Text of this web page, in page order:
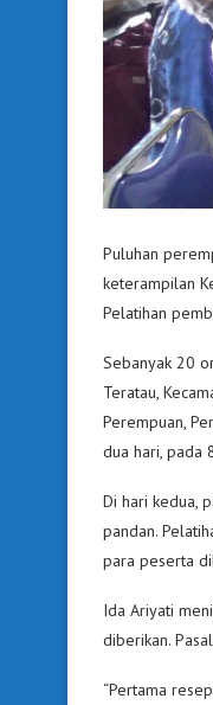
Puluhan
keterampilan
Pelatihan
Sebanyak 20
Teratau,
Perempuan,
dua hari, pada
Di hari kedua,
pandan.
para peserta
Ida Ariyati
diberikan.
“Pertama